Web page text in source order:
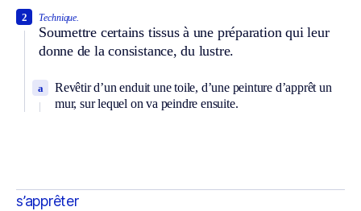
Technique.
Soumettre certains tissus à une préparation qui leur
donne de la consistance, du lustre.
2
Revêtir d’un enduit une toile, d’une peinture d’apprêt un
mur, sur lequel on va peindre ensuite.
a
s’apprêter